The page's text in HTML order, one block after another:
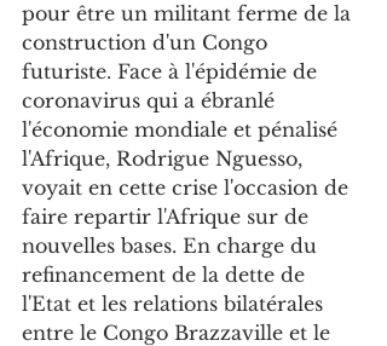
pour être un militant ferme de la
construction d'un Congo
futuriste. Face à l'épidémie de
coronavirus qui a ébranlé
l'économie mondiale et pénalisé
l'Afrique, Rodrigue Nguesso,
voyait en cette crise l'occasion de
faire repartir l'Afrique sur de
nouvelles bases. En charge du
refinancement de la dette de
l'Etat et les relations bilatérales
entre le Congo Brazzaville et le